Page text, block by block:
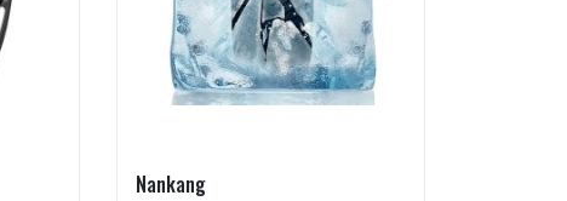
Nankang